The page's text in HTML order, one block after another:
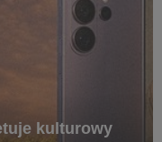
kulturowy